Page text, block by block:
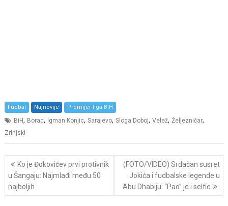
Fudbal Najnovije Premijer liga BiH
BiH, Borac, Igman Konjic,Sarajevo,Sloga Doboj,Velež,Željezničar,
Zrinjski
Post
navigation
Ko je Đokovićev prvi protivnik
u Šangaju: Najmlađi među 50
najboljih
(FOTO/VIDEO) Srdačan susret
Jokića i fudbalske legende u
Abu Dhabiju: “Pao” je i selfie